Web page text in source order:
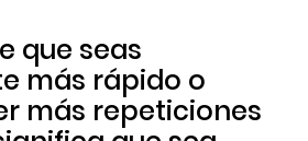
que seas
más rápido o
más repeticiones